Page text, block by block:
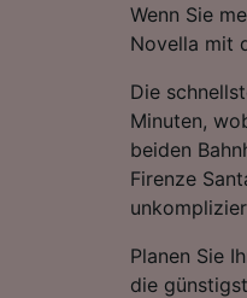
Wenn Sie
Novella mit
Die
Minuten,
beiden
Firenze
Planen Sie
die